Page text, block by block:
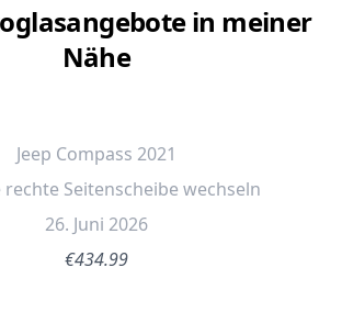
in meiner
Nähe
Jeep Compass 2021
Seitenscheibe wechseln
26. Juni 2026
€434.99